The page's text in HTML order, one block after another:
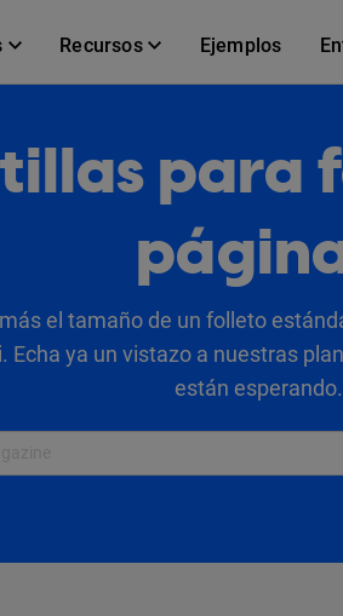
Recursos Ejemplos
para
el tamaño de un folleto
Echa ya un vistazo a nuestras
están esperando.